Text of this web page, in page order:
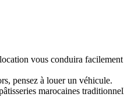
vous conduira
pensez à louer un véhicule.
marocaines